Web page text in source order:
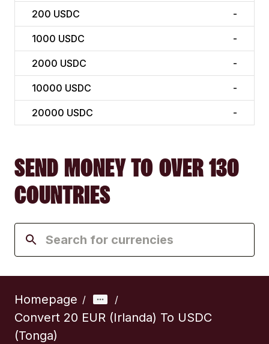
200 USDC -
1000 USDC -
2000 USDC -
10000 USDC -
20000 USDC -
SEND MONEY TO OVER 130
COUNTRIES
Homepage / /
Convert 20 EUR (Irlanda) To USDC
(Tonga)